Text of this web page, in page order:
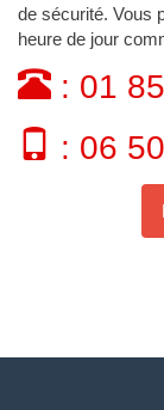
de sécurité. Vous
heure de jour
: 01
: 06